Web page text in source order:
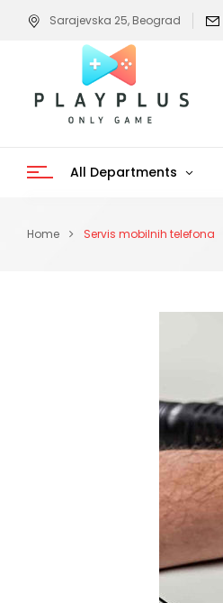
Sarajevska 25, Beograd
All Departments
Home Servis mobilnih telefona